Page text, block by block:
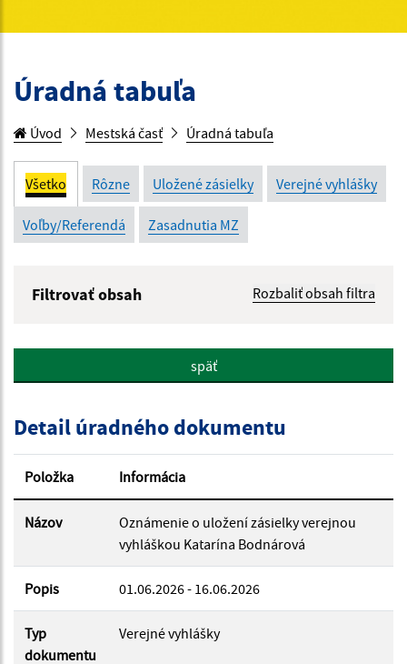
Úradná tabuľa
Úvod Mestská časť Úradná tabuľa
Všetko Rôzne Uložené zásielky Verejné vyhlášky
Voľby/Referendá Zasadnutia MZ
Filtrovať obsah Rozbaliť obsah filtra
Popis:
Dátum zverejnenia od:
Dátum zverejnenia do:
Filtrovať
späť
Detail úradného dokumentu
Položka Informácia
Názov
Oznámenie o uložení zásielky verejnou
vyhláškou Katarína Bodnárová
Popis 01.06.2026 - 16.06.2026
Typ
dokumentu
Verejné vyhlášky